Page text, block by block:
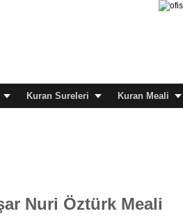
Kuran Sureleri Kuran Meali
Nuri Öztürk Meali